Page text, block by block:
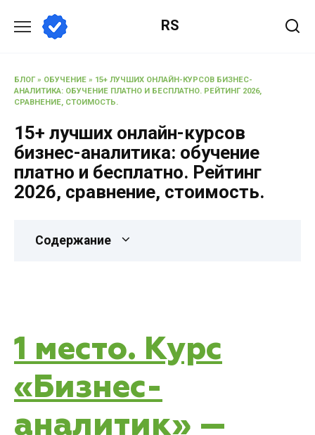
RS
БЛОГ» ОБУЧЕНИЕ » 15+ ЛУЧШИХ ОНЛАЙН-КУРСОВ БИЗНЕС-
АНАЛИТИКА: ОБУЧЕНИЕ ПЛАТНО И БЕСПЛАТНО. РЕЙТИНГ 2026,
СРАВНЕНИЕ, СТОИМОСТЬ.
15+ лучших онлайн-курсов
бизнес-аналитика: обучение
платно и бесплатно. Рейтинг
2026, сравнение, стоимость.
Содержание
1 место. Курс
«Бизнес-
аналитик» —